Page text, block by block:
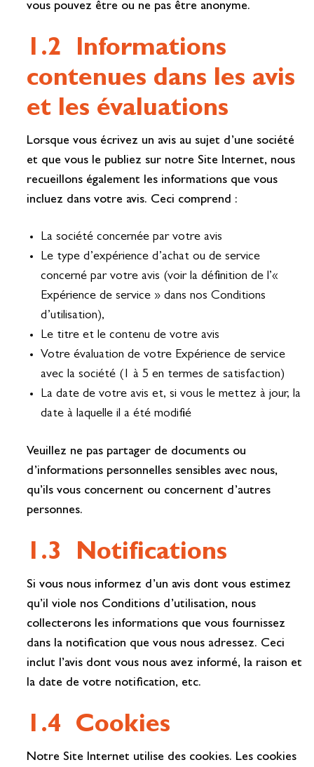
vous pouvez être ou ne pas être anonyme.
1.2 Informations
contenues dans les avis
et les évaluations
Lorsque vous écrivez un avis au sujet d’une société
et que vous le publiez sur notre Site Internet, nous
recueillons également les informations que vous
incluez dans votre avis. Ceci comprend :
La société concernée par votre avis
Le type d’expérience d’achat ou de service
concerné par votre avis (voir la définition de l’«
Expérience de service » dans nos Conditions
d’utilisation),
Le titre et le contenu de votre avis
Votre évaluation de votre Expérience de service
avec la société (1 à 5 en termes de satisfaction)
La date de votre avis et, si vous le mettez à jour, la
date à laquelle il a été modifié
Veuillez ne pas partager de documents ou
d’informations personnelles sensibles avec nous,
qu’ils vous concernent ou concernent d’autres
personnes.
1.3 Notifications
Si vous nous informez d’un avis dont vous estimez
qu’il viole nos Conditions d’utilisation, nous
collecterons les informations que vous fournissez
dans la notification que vous nous adressez. Ceci
inclut l’avis dont vous nous avez informé, la raison et
la date de votre notification, etc.
1.4 Cookies
Notre Site Internet utilise des cookies. Les cookies